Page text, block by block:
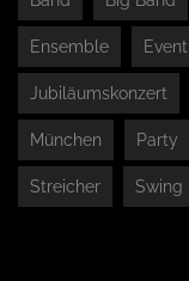
Ensemble Event
Jubiläumskonzert
München Party
Streicher Swing